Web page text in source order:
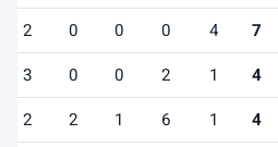
7
4
0
0
0
2
4
1
2
0
0
3
4
1
6
1
2
2